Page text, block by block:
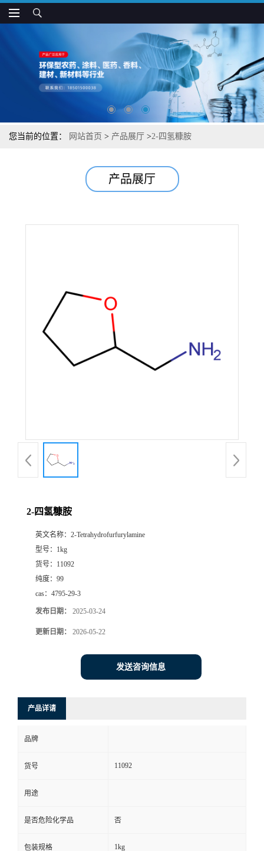
您当前的位置： 网站首页 > 产品展厅 >2-四氢糠胺
产品展厅
2-四氢糠胺
英文名称： 2-Tetrahydrofurfurylamine
型号： 1kg
货号： 11092
纯度： 99
cas： 4795-29-3
发布日期： 2025-03-24
更新日期： 2026-05-22
发送咨询信息
产品详请
品牌
货号 11092
用途
是否危险化学品 否
包装规格 1kg